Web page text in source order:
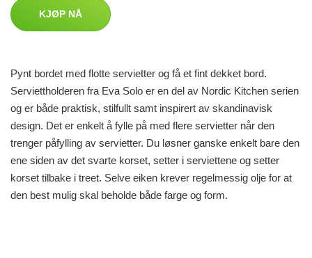
KJØP NÅ
Pynt bordet med flotte servietter og få et fint dekket bord.
Serviettholderen fra Eva Solo er en del av Nordic Kitchen serien
og er både praktisk, stilfullt samt inspirert av skandinavisk
design. Det er enkelt å fylle på med flere servietter når den
trenger påfylling av servietter. Du løsner ganske enkelt bare den
ene siden av det svarte korset, setter i serviettene og setter
korset tilbake i treet. Selve eiken krever regelmessig olje for at
den best mulig skal beholde både farge og form.